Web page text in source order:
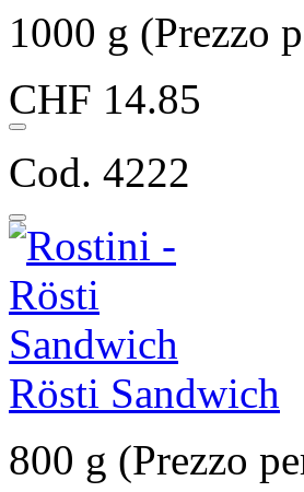
1000 g (Prezzo
CHF 14.85
Cod. 4222
Rösti Sandwich
800 g (Prezzo